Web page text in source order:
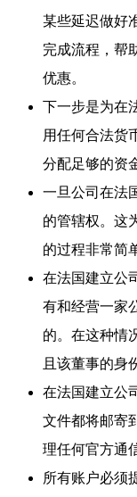
某些延迟做好
完成流程，帮
优惠。
下一步是为在
用任何合法货
分配足够的资
一旦公司在法
的管辖权。这
的过程非常简
在法国建立公
有和经营一家
的。在这种情
且该董事的身
在法国建立公
文件都将邮寄
理任何官方通
所有账户必须